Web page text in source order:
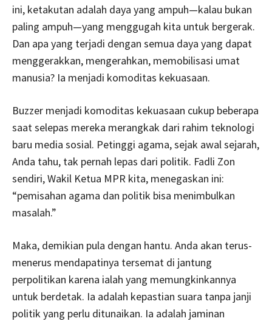
ini, ketakutan adalah daya yang ampuh—kalau bukan
paling ampuh—yang menggugah kita untuk bergerak.
Dan apa yang terjadi dengan semua daya yang dapat
menggerakkan, mengerahkan, memobilisasi umat
manusia? Ia menjadi komoditas kekuasaan.
Buzzer menjadi komoditas kekuasaan cukup beberapa
saat selepas mereka merangkak dari rahim teknologi
baru media sosial. Petinggi agama, sejak awal sejarah,
Anda tahu, tak pernah lepas dari politik. Fadli Zon
sendiri, Wakil Ketua MPR kita, menegaskan ini:
“pemisahan agama dan politik bisa menimbulkan
masalah.”
Maka, demikian pula dengan hantu. Anda akan terus-
menerus mendapatinya tersemat di jantung
perpolitikan karena ialah yang memungkinkannya
untuk berdetak. Ia adalah kepastian suara tanpa janji
politik yang perlu ditunaikan. Ia adalah jaminan